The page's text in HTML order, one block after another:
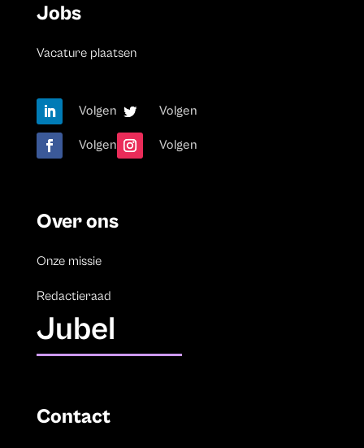
Jobs
Vacature plaatsen
Volgen Volgen
Volgen Volgen
Over ons
Onze missie
Redactieraad
Jubel
Contact